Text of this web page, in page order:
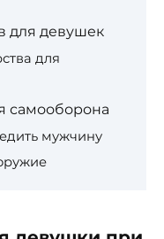
для девушек
для
самооборона
мужчину